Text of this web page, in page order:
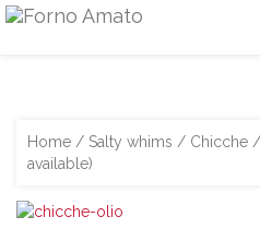
Home / Salty whims / Chicche
available)